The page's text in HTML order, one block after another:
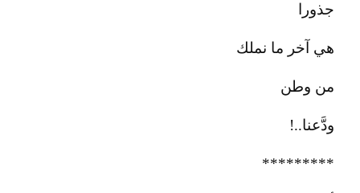
جذورا
هي آخر ما نملك
من وطن
ودَّعنا..!
*********